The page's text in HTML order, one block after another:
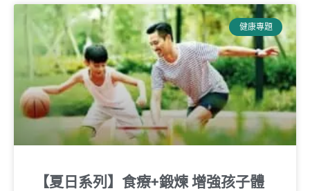
健康專題
【夏日系列】食療+鍛煉 增強孩子體